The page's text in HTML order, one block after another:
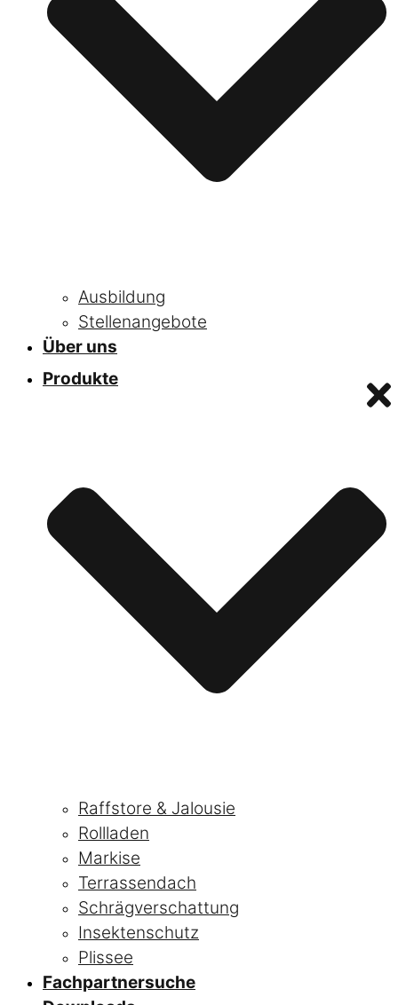
Ausbildung
Stellenangebote
Über uns
Produkte
Raffstore & Jalousie
Rollladen
Markise
Terrassendach
Schrägverschattung
Insektenschutz
Plissee
Fachpartnersuche